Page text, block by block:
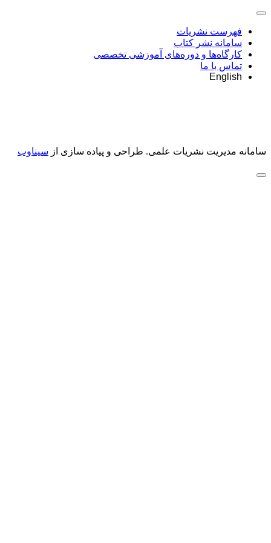
فهرست نشریات
سامانه نشر کتاب
کارگاه‌ها و دوره‌های آموزشی تخصصی
تماس با ما
English
سامانه مدیریت نشریات علمی. طراحی و پیاده سازی از سیناوب